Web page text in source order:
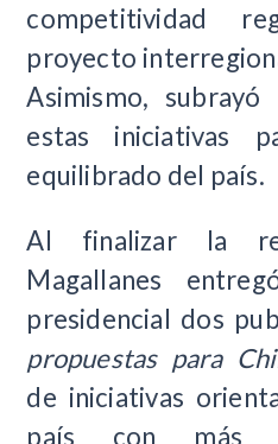
competitividad
proyecto
Asimismo,
estas iniciativas
equilibrado del país.
Al finalizar la
Magallanes
presidencial dos
propuestas para
de iniciativas
país con más